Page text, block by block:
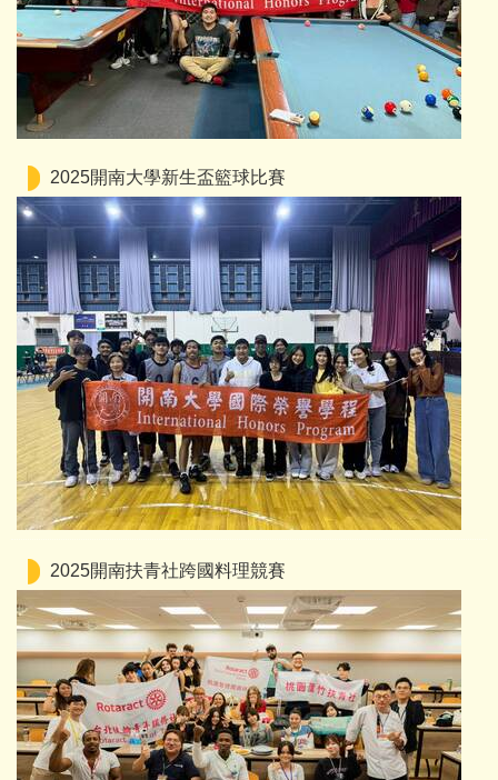
2025開南大學新生盃籃球比賽
2025開南扶青社跨國料理競賽